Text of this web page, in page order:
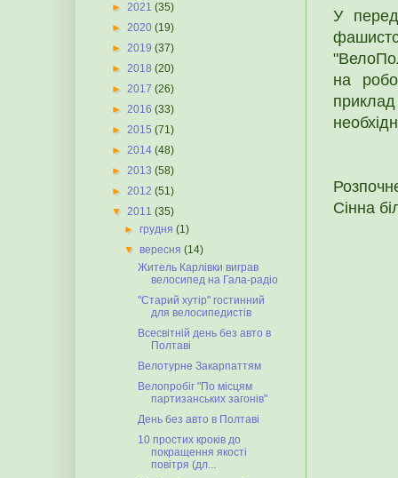
У
на
Сінна
► 2021 (35)
► 2020 (19)
► 2019 (37)
► 2018 (20)
► 2017 (26)
► 2016 (33)
► 2015 (71)
► 2014 (48)
► 2013 (58)
► 2012 (51)
▼ 2011 (35)
►грудня(1)
▼вересня(14)
Житель Карлівки виграв
велосипед на Гала-радіо
"Старий хутір" гостинний
для велосипедистів
Всесвітній день без авто в
Полтаві
Велотурне Закарпаттям
Велопробіг "По місцям
партизанських загонів"
День без авто в Полтаві
10 простих кроків до
покращення якості
повітря (дл...